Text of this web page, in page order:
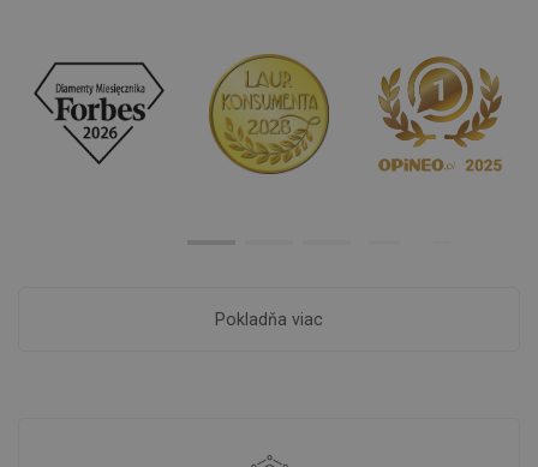
Pokladňa viac